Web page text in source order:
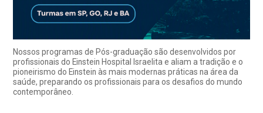
Nossos programas de Pós-graduação são desenvolvidos por
profissionais do Einstein Hospital Israelita e aliam a tradição e o
pioneirismo do Einstein às mais modernas práticas na área da
saúde, preparando os profissionais para os desafios do mundo
contemporâneo.